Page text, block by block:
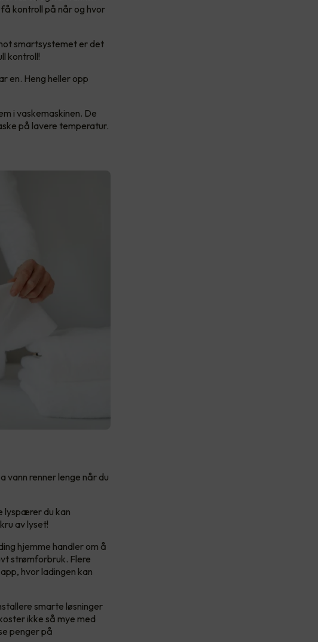
kontroll på når og hvor
smartsystemet er det
kontroll!
en. Heng heller opp
i vaskemaskinen. De
på lavere temperatur.
vann renner lenge når du
lyspærer du kan
av lyset!
hjemme handler om å
strømforbruk. Flere
hvor ladingen kan
smarte løsninger
ikke så mye med
penger på